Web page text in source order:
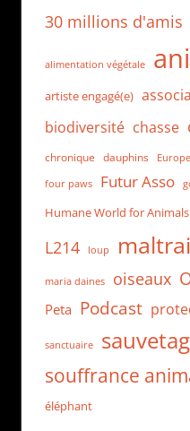
30 millions d'amis
alimentation végétale
artiste engagé(e)
biodiversité chasse
chronique dauphins Europe
four paws Futur Asso
Humane World for Animals
L214 loup
maria daines oiseaux
Peta Podcast
sanctuaire
souffrance
éléphant